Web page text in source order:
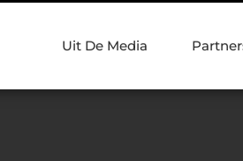
Uit De Media